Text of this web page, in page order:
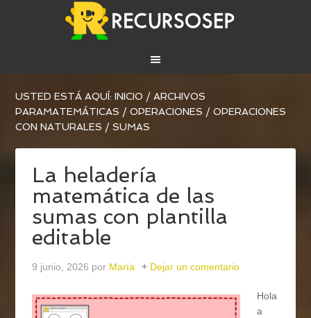
USTED ESTÁ AQUÍ:INICIO / ARCHIVOS
PARAMATEMÁTICAS / OPERACIONES / OPERACIONES
CON NATURALES / SUMAS
La heladería
matemática de las
sumas con plantilla
editable
9 junio, 2026 por María Dejar un comentario
Hola
a